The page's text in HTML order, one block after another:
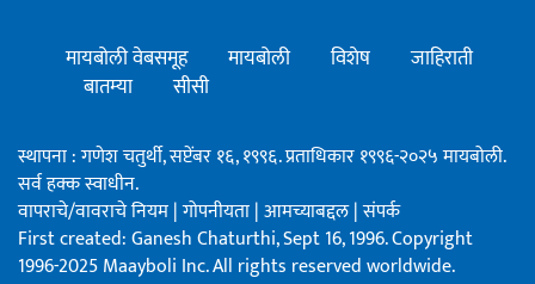
मायबोली वेबसमूह मायबोली विशेष
जाहिराती
बातम्या
सीसी
स्थापना : गणेश चतुर्थी, सप्टेंबर १६, १९९६. प्रताधिकार १९९६-२०२५ मायबोली.
सर्व हक्क स्वाधीन.
वापराचे/वावराचे नियम|गोपनीयता|आमच्याबद्दल|संपर्क
First created: Ganesh Chaturthi, Sept 16, 1996. Copyright
1996-2025 Maayboli Inc. All rights reserved worldwide.